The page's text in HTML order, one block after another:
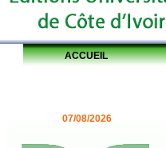
ACCUEIL
07/08/2026